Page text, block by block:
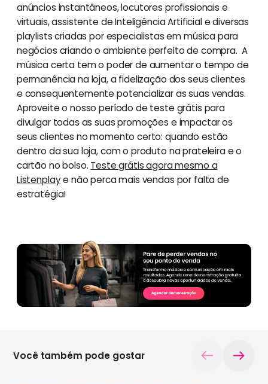
anúncios instantâneos, locutores profissionais e
virtuais, assistente de Inteligência Artificial e diversas
playlists criadas por especialistas em música para
negócios criando o ambiente perfeito de compra. A
música certa tem o poder de aumentar o tempo de
permanência na loja, a fidelização dos seus clientes
e consequentemente potencializar as suas vendas.
Aproveite o nosso período de teste grátis para
divulgar todas as suas promoções e impactar os
seus clientes no momento certo: quando estão
dentro da sua loja, com o produto na prateleira e o
cartão no bolso. Teste grátis agora mesmo a
Listenplaye não perca mais vendas por falta de
estratégia!
Você também pode gostar